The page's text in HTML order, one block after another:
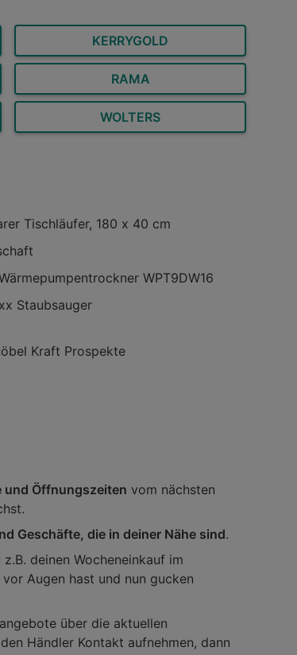
KERRYGOLD
RAMA
WOLTERS
Tischläufer, 180 x 40 cm
WPT9DW16
Staubsauger
Kraft Prospekte
und Öffnungszeiten vom nächsten
Geschäfte, die in deiner Nähe sind.
deinen Wocheneinkauf im
Augen hast und nun gucken
über die aktuellen
Händler Kontakt aufnehmen, dann